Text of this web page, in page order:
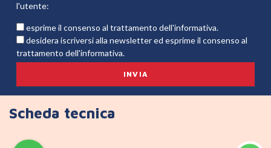
Scheda tecnica
l'utente:
esprime il consenso al trattamento dell'informativa.
desidera iscriversi alla newsletter ed esprime il consenso al
trattamento dell'informativa.